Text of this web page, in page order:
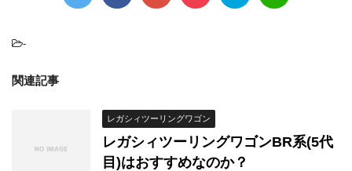
-
関連記事
レガシィツーリングワゴン
レガシィツーリングワゴンBR系(5代
目)はおすすめなのか？